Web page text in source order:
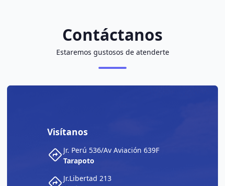
Contáctanos
Estaremos gustosos de atenderte
Visítanos
Jr. Perú 536/Av Aviación 639F
Tarapoto
Jr.Libertad 213